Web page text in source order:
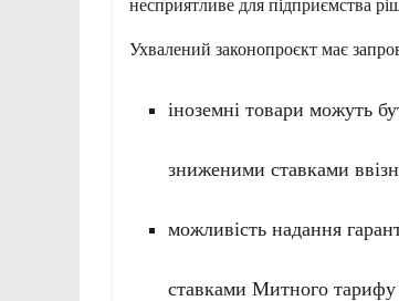
несприятливе для підприємства
Ухвалений законопроєкт має
іноземні товари можуть
зниженими ставками
можливість надання
ставками Митного тарифу